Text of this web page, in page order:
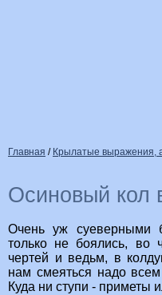
Главная / Крылатые выражения,
Осиновый кол
Очень уж суеверными
только не боялись, во
чертей и ведьм, в
нам смеяться надо
Куда ни ступи - приметы